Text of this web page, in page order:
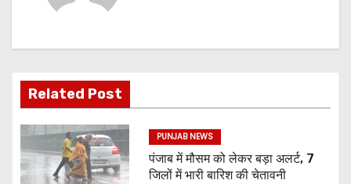
Related Post
PUNJAB NEWS
पंजाब में मौसम को लेकर बड़ा अलर्ट, 7
जिलों में भारी बारिश की चेतावनी